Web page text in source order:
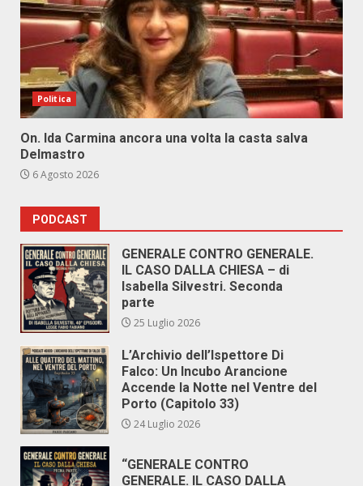
Politica
On. Ida Carmina ancora una volta la casta salva
Delmastro
6 Agosto 2026
PODCAST
GENERALE CONTRO GENERALE.
IL CASO DALLA CHIESA – di
Isabella Silvestri. Seconda
parte
25 Luglio 2026
L’Archivio dell’Ispettore Di
Falco: Un Incubo Arancione
Accende la Notte nel Ventre del
Porto (Capitolo 33)
24 Luglio 2026
“GENERALE CONTRO
GENERALE. IL CASO DALLA